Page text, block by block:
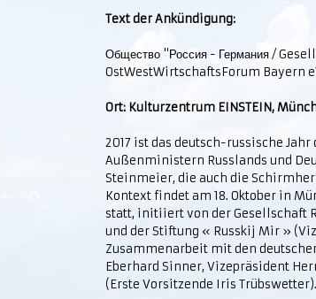
Text der Ankündigung:
Общество "Россия - Германия /
OstWestWirtschaftsForum Bayern
Ort: Kulturzentrum EINSTEIN,
2017 ist das deutsch-russische
Außenministern Russlands und
Steinmeier, die auch die
Kontext findet am 18. Oktober in
statt, initiiert von der Gesellschaft
und der Stiftung « Russkij Mir »
Zusammenarbeit mit den
Eberhard Sinner, Vizepräsident
(Erste Vorsitzende Iris Trübswetter).